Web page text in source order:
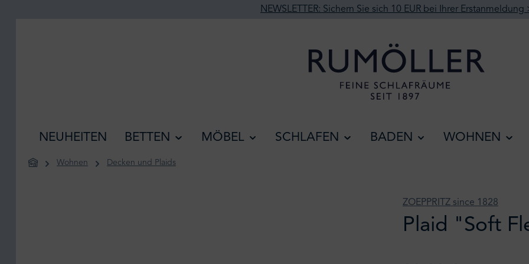
NEWSLETTER: Sichern Sie sich 10 EUR bei Ihrer Erstanmeldung
NEUHEITEN BETTEN MÖBEL SCHLAFEN BADEN WOHNEN
Wohnen Decken und Plaids
ZOEPPRITZ since 1828
Plaid "Soft